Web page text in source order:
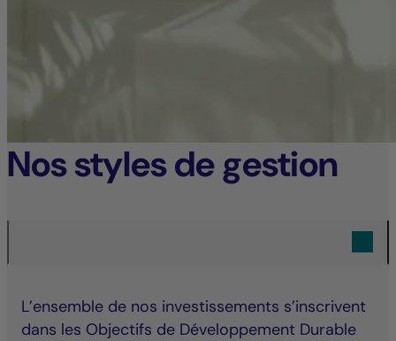
Nos styles de gestion
L’ensemble de nos investissements s’inscrivent
dans les Objectifs de Développement Durable